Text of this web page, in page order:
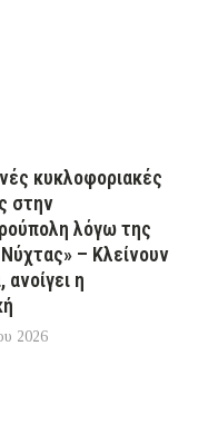
κυκλοφοριακές
στην
λόγω της
– Κλείνουν
ανοίγει η
2026